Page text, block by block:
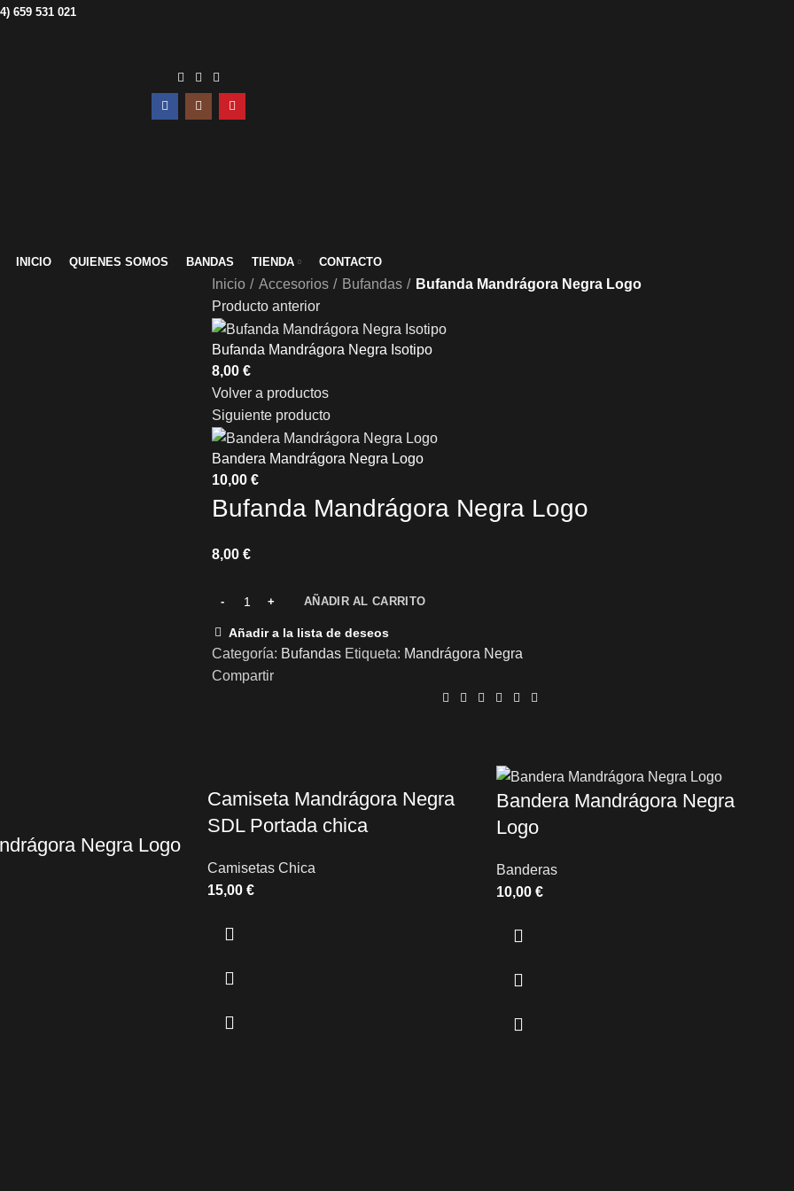
659 531 021
INICIO QUIENES SOMOS BANDAS TIENDA CONTACTO
Inicio Accesorios Bufandas
Bufanda Mandrágora Negra Logo
Producto anterior
Bufanda Mandrágora Negra Isotipo
Volver a productos
Siguiente producto
Bandera Mandrágora Negra Logo
Bufanda Mandrágora Negra Logo
€
AÑADIR AL CARRITO
Añadir a la lista de deseos
Categoría: Bufandas Etiqueta: Mandrágora Negra
Compartir
Negra Logo
Camiseta Mandrágora Negra
SDL Portada chica
Camisetas Chica
€
Bandera Mandrágora Negra
Logo
Banderas
€